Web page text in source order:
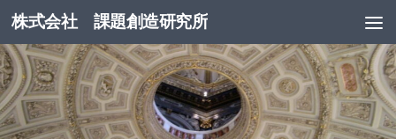
コンテンツへスキップ
株式会社 課題創造研究所